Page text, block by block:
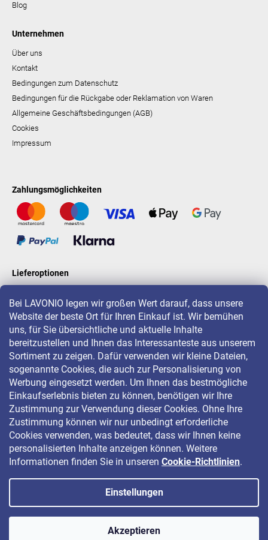
Bei LAVONIO legen wir großen Wert darauf, dass unsere
Website der beste Ort für Ihren Einkauf ist. Wir bemühen
uns, für Sie übersichtliche und aktuelle Inhalte
bereitzustellen und Ihnen das Interessanteste aus unserem
Sortiment zu zeigen. Dafür verwenden wir kleine Dateien,
sogenannte Cookies, die auch zur Personalisierung von
Werbung eingesetzt werden. Um Ihnen das bestmögliche
Einkaufserlebnis bieten zu können, benötigen wir Ihre
Zustimmung zur Verwendung dieser Cookies. Ohne Ihre
Zustimmung können wir nur unbedingt erforderliche
Cookies verwenden, was bedeutet, dass wir Ihnen keine
personalisierten Inhalte anzeigen können. Weitere
Informationen finden Sie in unseren Cookie-Richtlinien.
Einstellungen
Akzeptieren
Blog
Unternehmen
Über uns
Kontakt
Bedingungen zum Datenschutz
Bedingungen für die Rückgabe oder Reklamation von Waren
Allgemeine Geschäftsbedingungen (AGB)
Cookies
Impressum
Zahlungsmöglichkeiten
Lieferoptionen
LAVONIO in der Welt
Für Aktionen, Gewinnspiele und Rabatte folgen Sie uns auf:
Copyright 2026 LAVONIO.de. Alle Rechte vorbehalten.